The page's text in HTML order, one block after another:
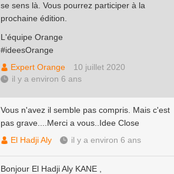
se sens là. Vous pourrez participer à la
prochaine édition.
L'équipe Orange
#ideesOrange
Expert Orange
10 juillet 2020
il y a environ 6 ans
Vous n'avez il semble pas compris. Mais c'est
pas grave....Merci a vous..Idee Close
El Hadji Aly
il y a environ 6 ans
Bonjour El Hadji Aly KANE ,